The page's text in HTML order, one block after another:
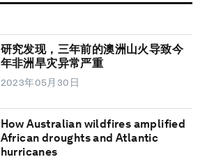
研究发现，三年前的澳洲山火导致今
年非洲旱灾异常严重
2023年05月30日
How Australian wildfires amplified
African droughts and Atlantic
hurricanes